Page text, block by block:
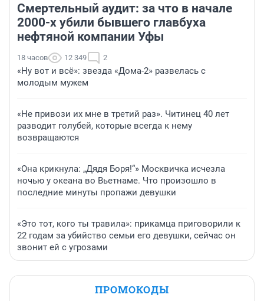
Смертельный аудит: за что в начале
2000-х убили бывшего главбуха
нефтяной компании Уфы
18 часов 12 349 2
«Ну вот и всё»: звезда «Дома-2» развелась с
молодым мужем
«Не привози их мне в третий раз». Читинец 40 лет
разводит голубей, которые всегда к нему
возвращаются
«Она крикнула: „Дядя Боря!“» Москвичка исчезла
ночью у океана во Вьетнаме. Что произошло в
последние минуты пропажи девушки
«Это тот, кого ты травила»: прикамца приговорили к
22 годам за убийство семьи его девушки, сейчас он
звонит ей с угрозами
ПРОМОКОДЫ